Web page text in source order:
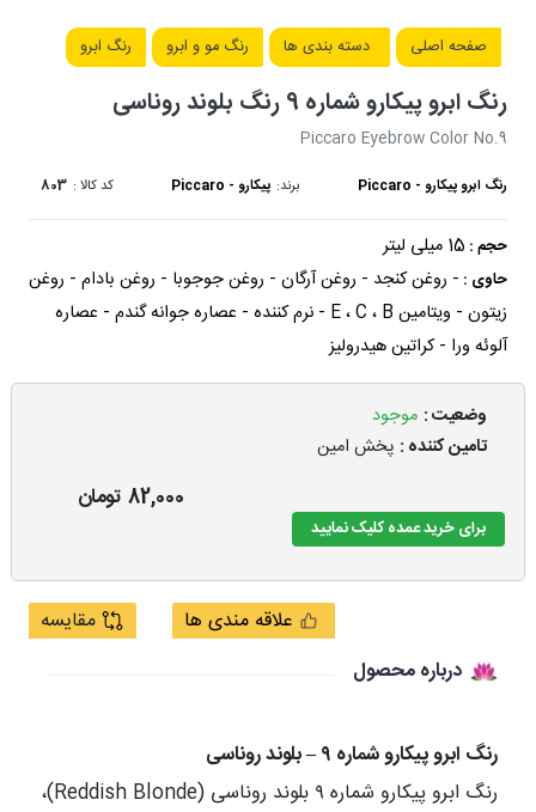
صفحه اصلی دسته بندی ها رنگ مو و ابرو رنگ ابرو
رنگ ابرو پیکارو شماره 9 رنگ بلوند روناسی
Piccaro Eyebrow Color No.9
رنگ ابرو پیکارو - Piccaro برند: پیکارو - Piccaro کد کالا : 803
حجم : 15 میلی لیتر
حاوی : - روغن کنجد - روغن آرگان - روغن جوجوبا - روغن بادام - روغن
زیتون - ویتامین E ، C ، B - نرم کننده - عصاره جوانه گندم - عصاره
آلوئه ورا - کراتین هیدرولیز
وضعیت : موجود
تامین کننده : پخش امین
82,000 تومان
برای خرید عمده کلیک نمایید
علاقه مندی ها
مقایسه
درباره محصول
رنگ ابرو پیکارو شماره ۹ – بلوند روناسی
رنگ ابرو پیکارو شماره ۹ بلوند روناسی (Reddish Blonde)،